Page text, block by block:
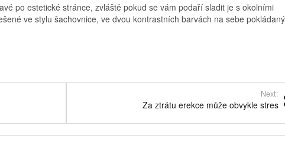
po estetické stránce, zvláště pokud se vám podaří sladit je s okolními
ve stylu šachovnice, ve dvou kontrastních barvách na sebe
Next:
Za ztrátu erekce může obvykle stres